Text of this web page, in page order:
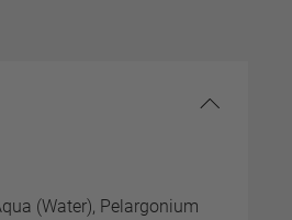
(Water), Pelargonium